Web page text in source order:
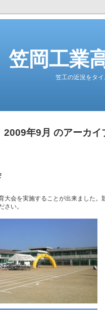
笠岡工業
笠工の近況をタ
2009年9月 のアーカイ
大会を実施することが出来ました。
さい。